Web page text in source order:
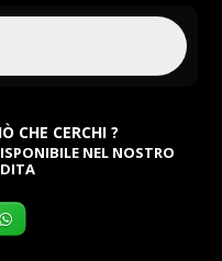
CHE CERCHI ?
NEL NOSTRO